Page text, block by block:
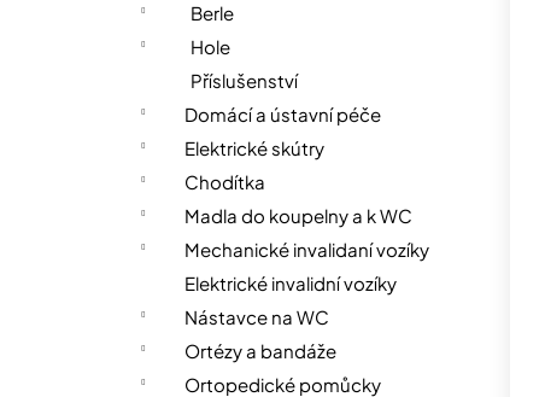
Berle
Hole
Příslušenství
Domácí a ústavní péče
Elektrické skútry
Chodítka
Madla do koupelny a k WC
Mechanické invalidaní vozíky
Elektrické invalidní vozíky
Nástavce na WC
Ortézy a bandáže
Ortopedické pomůcky